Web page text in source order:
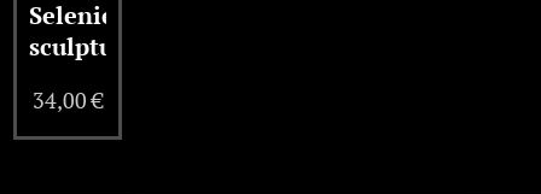
Seleniet
sculptuur
34,00€